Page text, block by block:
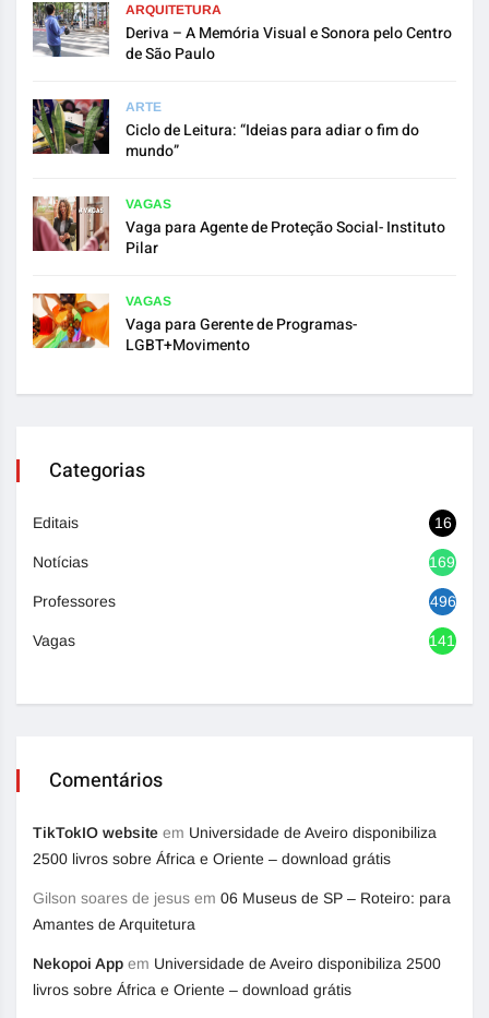
ARQUITETURA
Deriva – A Memória Visual e Sonora pelo Centro
de São Paulo
ARTE
Ciclo de Leitura: “Ideias para adiar o fim do
mundo”
VAGAS
Vaga para Agente de Proteção Social- Instituto
Pilar
VAGAS
Vaga para Gerente de Programas-
LGBT+Movimento
Categorias
Editais 16
Notícias 1692
Professores 496
Vagas 1417
Comentários
TikTokIO website em Universidade de Aveiro disponibiliza
2500 livros sobre África e Oriente – download grátis
Gilson soares de jesus em 06 Museus de SP – Roteiro: para
Amantes de Arquitetura
Nekopoi App em Universidade de Aveiro disponibiliza 2500
livros sobre África e Oriente – download grátis